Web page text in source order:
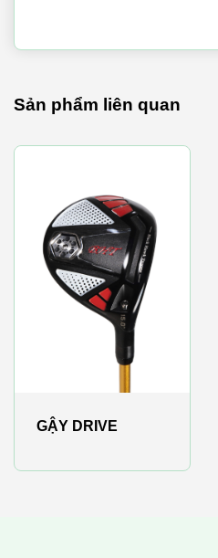
Sản phẩm liên quan
GẬY DRIVE